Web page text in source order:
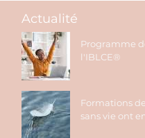
Actualité
Programme
l'IBLCE®
Formations
sans vie ont